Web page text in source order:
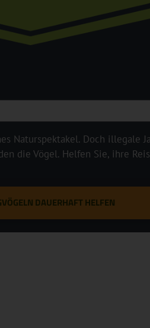
Naturspektakel. Doch illegale
die Vögel. Helfen Sie, ihre
DAUERHAFT HELFEN